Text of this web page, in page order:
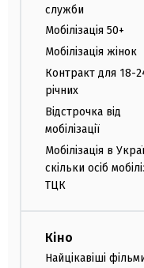
служби
Мобілізація 50+
Мобілізація жінок
Контракт для 18-
річних
Відстрочка від
мобілізації
Мобілізація в
скільки осіб
ТЦК
Кіно
Найцікавіші